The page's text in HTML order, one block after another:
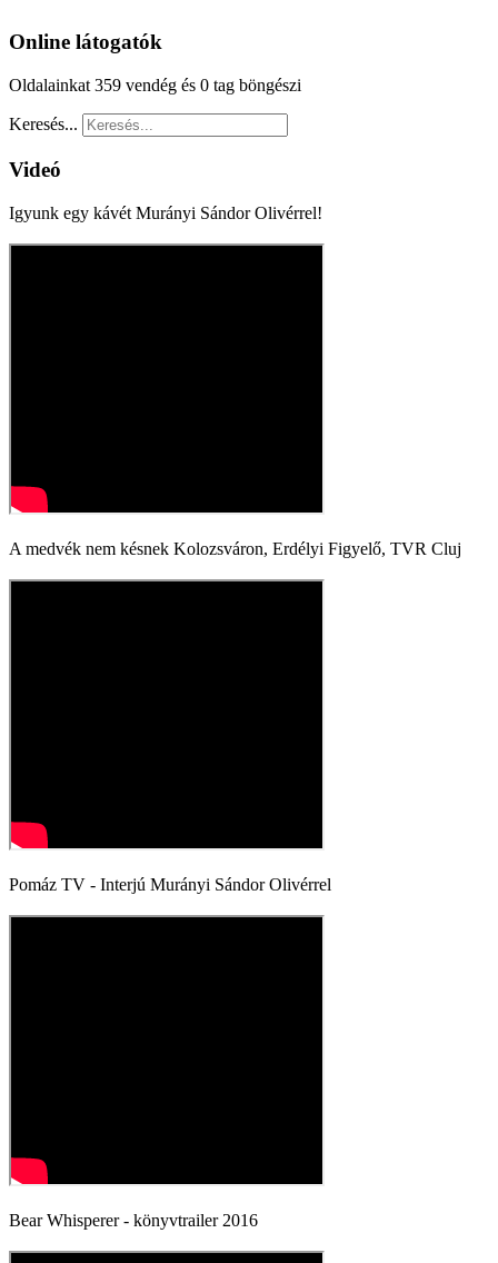
Online látogatók
Oldalainkat 359 vendég és 0 tag böngészi
Keresés...
Videó
Igyunk egy kávét Murányi Sándor Olivérrel!
A medvék nem késnek Kolozsváron, Erdélyi Figyelő, TVR Cluj
Pomáz TV - Interjú Murányi Sándor Olivérrel
Bear Whisperer - könyvtrailer 2016